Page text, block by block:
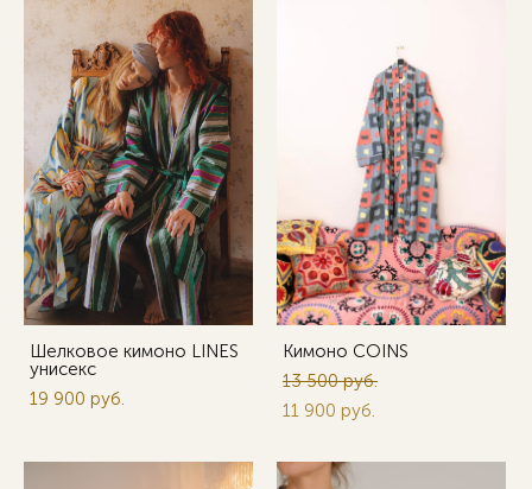
Шелковое кимоно LINES
унисекс
19 900 pуб.
Кимоно COINS
13 500 pуб.
11 900 pуб.